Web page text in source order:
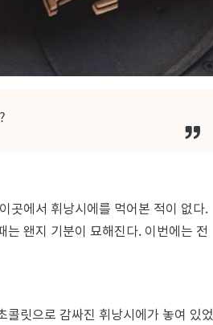
곳에서 휘낭시에를 먹어본 적이 없다.
왠지 기분이 묘해진다. 이번에는 전
릿으로 감싸진 휘낭시에가 놓여 있었